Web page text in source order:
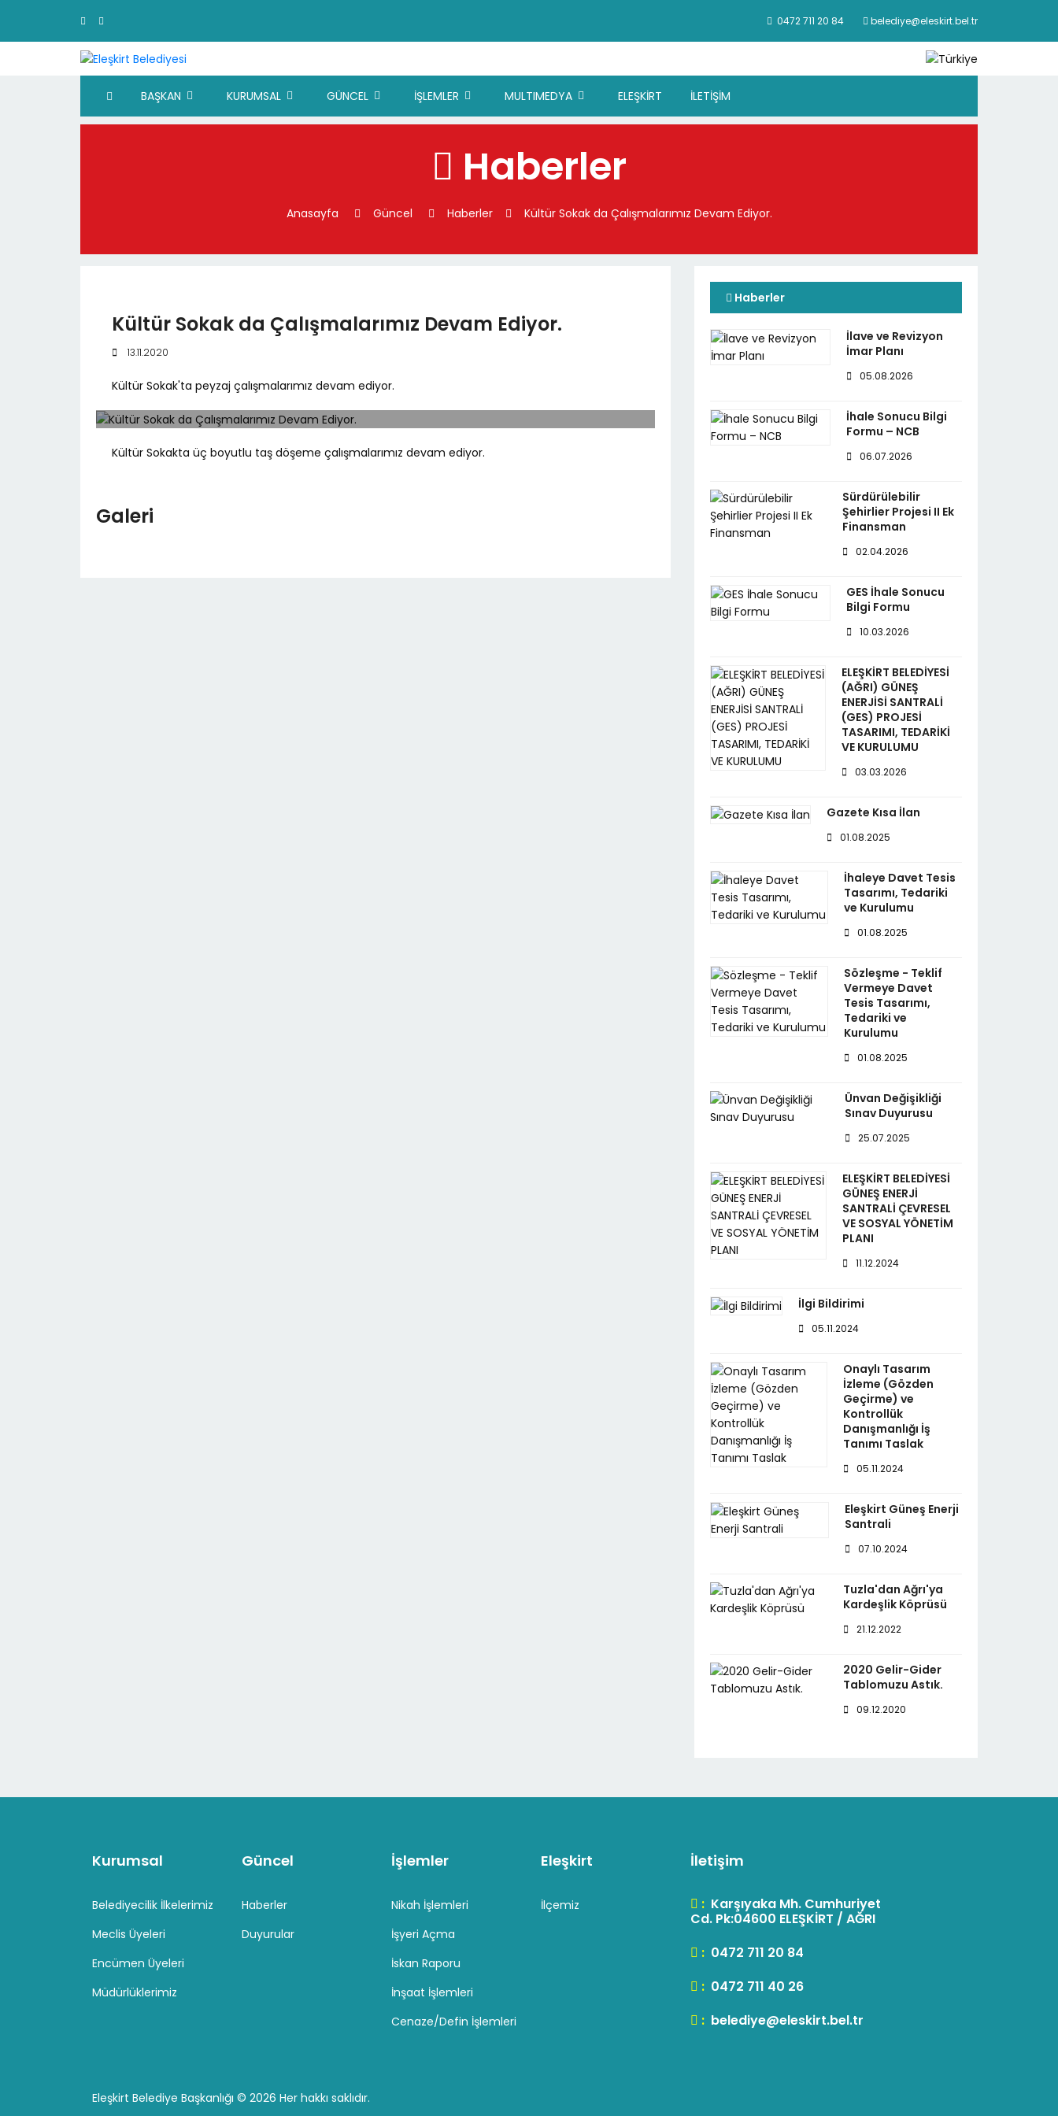
0472 711 20 84 belediye@eleskirt.bel.tr
BAŞKAN KURUMSAL GÜNCEL İŞLEMLER MULTIMEDYA ELEŞKİRT İLETİŞİM
Haberler
Anasayfa Güncel Haberler Kültür Sokak da Çalışmalarımız Devam Ediyor.
Kültür Sokak da Çalışmalarımız Devam Ediyor.
13.11.2020
Kültür Sokak'ta peyzaj çalışmalarımız devam ediyor.
Kültür Sokakta üç boyutlu taş döşeme çalışmalarımız devam ediyor.
Galeri
Haberler
İlave ve Revizyon
İmar Planı
05.08.2026
İhale Sonucu Bilgi
Formu – NCB
06.07.2026
Sürdürülebilir
Şehirlier Projesi II Ek
Finansman
02.04.2026
GES İhale Sonucu
Bilgi Formu
10.03.2026
ELEŞKİRT BELEDİYESİ
(AĞRI) GÜNEŞ
ENERJİSİ SANTRALİ
(GES) PROJESİ
TASARIMI, TEDARİKİ
VE KURULUMU
03.03.2026
Gazete Kısa İlan
01.08.2025
İhaleye Davet Tesis
Tasarımı, Tedariki
ve Kurulumu
01.08.2025
Sözleşme - Teklif
Vermeye Davet
Tesis Tasarımı,
Tedariki ve
Kurulumu
01.08.2025
Ünvan Değişikliği
Sınav Duyurusu
25.07.2025
ELEŞKİRT BELEDİYESİ
GÜNEŞ ENERJİ
SANTRALİ ÇEVRESEL
VE SOSYAL YÖNETİM
PLANI
11.12.2024
İlgi Bildirimi
05.11.2024
Onaylı Tasarım
İzleme (Gözden
Geçirme) ve
Kontrollük
Danışmanlığı İş
Tanımı Taslak
05.11.2024
Eleşkirt Güneş Enerji
Santrali
07.10.2024
Tuzla'dan Ağrı'ya
Kardeşlik Köprüsü
21.12.2022
2020 Gelir-Gider
Tablomuzu Astık.
09.12.2020
Kurumsal
Belediyecilik İlkelerimiz
Meclis Üyeleri
Encümen Üyeleri
Müdürlüklerimiz
Güncel
Haberler
Duyurular
İşlemler
Nikah İşlemleri
İşyeri Açma
İskan Raporu
İnşaat İşlemleri
Cenaze/Defin İşlemleri
Eleşkirt
İlçemiz
İletişim
: Karşıyaka Mh. Cumhuriyet
Cd. Pk:04600 ELEŞKİRT / AĞRI
: 0472 711 20 84
: 0472 711 40 26
: belediye@eleskirt.bel.tr
Eleşkirt Belediye Başkanlığı © 2026 Her hakkı saklıdır.